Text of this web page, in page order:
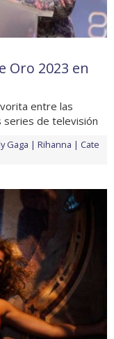
Oro 2023 en
entre las
series de televisión
Gaga Rihanna
Cate